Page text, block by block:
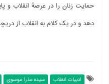
حمایت زنان را در عرصۀ انقلاب و
دهد و در یک کلام به انقلاب از
ادبیات انقلاب سیده عذرا موسوی